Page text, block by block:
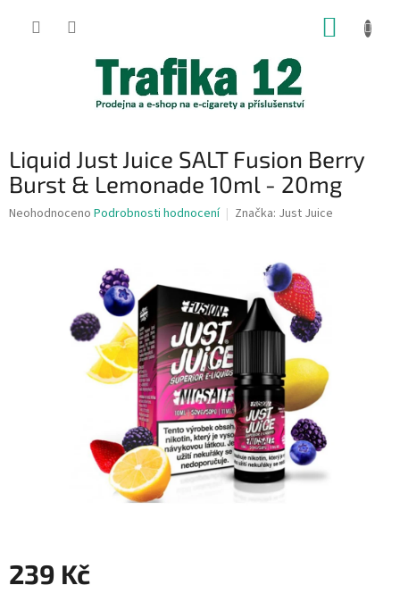
Liquid Just Juice SALT Fusion Berry
Burst & Lemonade 10ml - 20mg
Průměrné
Neohodnoceno Podrobnosti hodnocení Značka: Just Juice
239 Kč